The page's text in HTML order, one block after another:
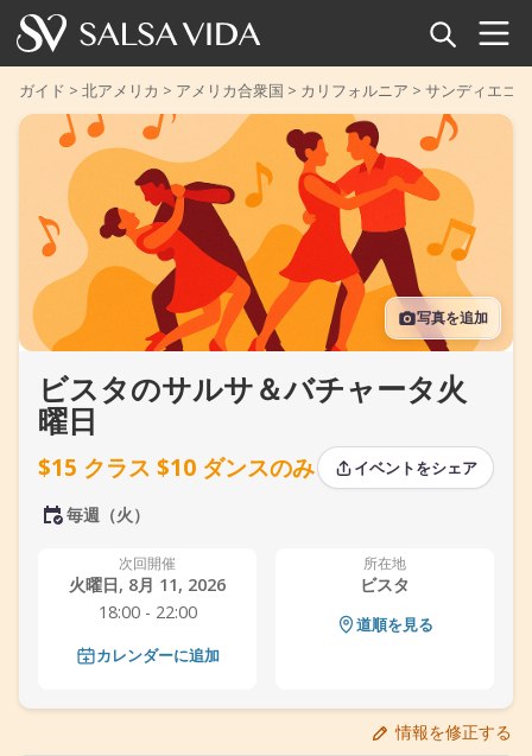
ホーム
イベント
ニュース
記事
動画
サルサ用語集
ショップ
TuneTempo
イベントを追加
ガイド > 北アメリカ > アメリカ合衆国 > カリフォルニア > サンディエゴ
写真を追加
ビスタのサルサ＆バチャータ火
曜日
$15 クラス $10 ダンスのみ イベントをシェア
毎週（火）
次回開催
火曜日, 8月 11, 2026
18:00 - 22:00
カレンダーに追加
所在地
ビスタ
道順を見る
情報を修正する